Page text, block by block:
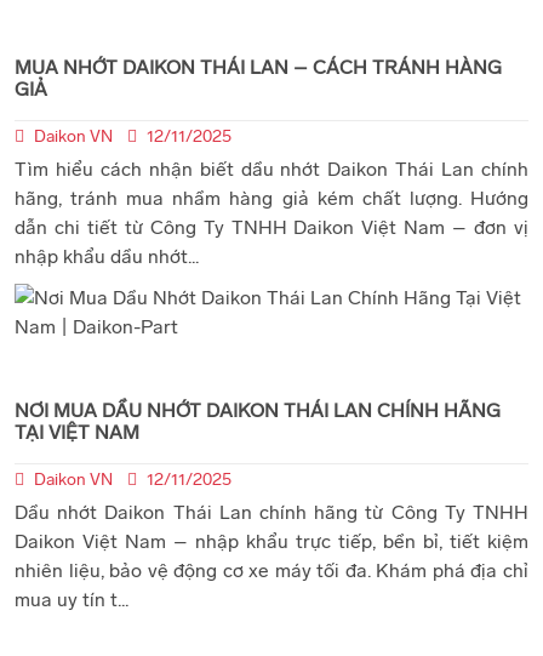
MUA NHỚT DAIKON THÁI LAN – CÁCH TRÁNH HÀNG
GIẢ
Daikon VN 12/11/2025
Tìm hiểu cách nhận biết dầu nhớt Daikon Thái Lan chính
hãng, tránh mua nhầm hàng giả kém chất lượng. Hướng
dẫn chi tiết từ Công Ty TNHH Daikon Việt Nam – đơn vị
nhập khẩu dầu nhớt...
NƠI MUA DẦU NHỚT DAIKON THÁI LAN CHÍNH HÃNG
TẠI VIỆT NAM
Daikon VN 12/11/2025
Dầu nhớt Daikon Thái Lan chính hãng từ Công Ty TNHH
Daikon Việt Nam – nhập khẩu trực tiếp, bền bỉ, tiết kiệm
nhiên liệu, bảo vệ động cơ xe máy tối đa. Khám phá địa chỉ
mua uy tín t...